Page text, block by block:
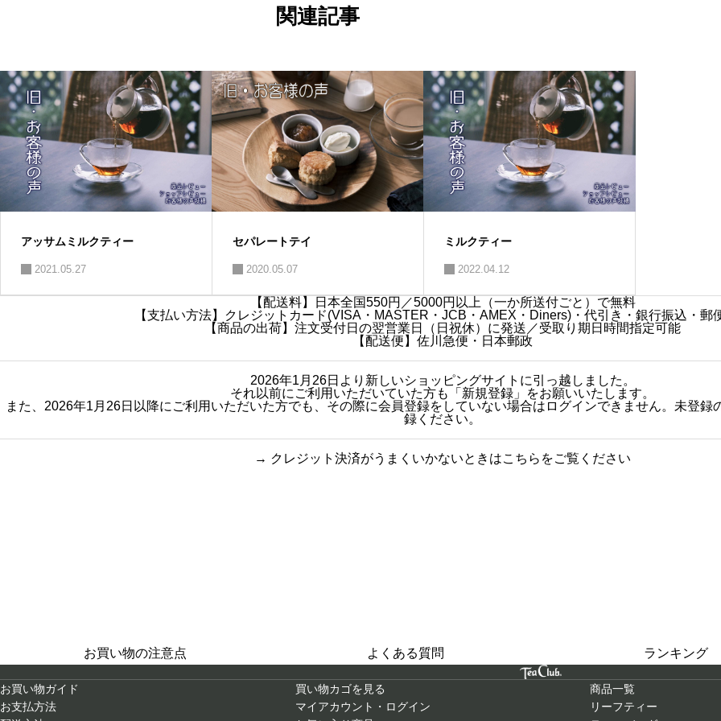
関連記事
アッサムミルクティー
2021.05.27
セパレートテイ
2020.05.07
ミルクティー
2022.04.12
【配送料】日本全国550円／5000円以上（一か所送付ごと）で無料
【支払い方法】クレジットカード(VISA・MASTER・JCB・AMEX・Diners)・代引き・銀行振込・郵
【商品の出荷】注文受付日の翌営業日（日祝休）に発送／受取り期日時間指定可能
【配送便】佐川急便・日本郵政
2026年1月26日より新しいショッピングサイトに引っ越しました。
それ以前にご利用いただいていた方も「新規登録」をお願いいたします。
また、2026年1月26日以降にご利用いただいた方でも、その際に会員登録をしていない場合はログインできません。未登録
録ください。
→ クレジット決済がうまくいかないときはこちらをご覧ください
お買い物の注意点 よくある質問 ランキング
お買い物ガイド
お支払方法
買い物カゴを見る
マイアカウント・ログイン
商品一覧
リーフティー